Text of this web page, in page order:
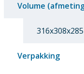
Volume
Verpakking